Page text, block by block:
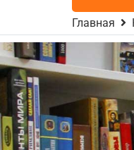
Главная